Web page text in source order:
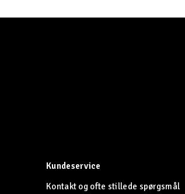
Kundeservice
Kontakt og ofte stillede spørgsmål